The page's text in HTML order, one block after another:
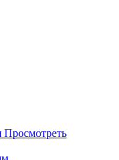
Просмотреть